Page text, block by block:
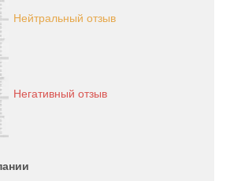
Нейтральный отзыв
Негативный отзыв